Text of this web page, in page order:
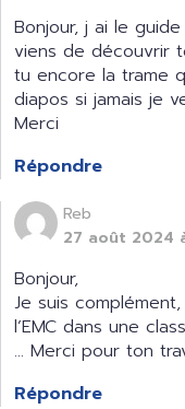
Bonjour, j ai le
viens de découvrir
tu encore la trame
diapos si jamais je
Merci
Répondre
Reb
27 août 2024
Bonjour,
Je suis
l’EMC dans une
… Merci pour ton
Répondre